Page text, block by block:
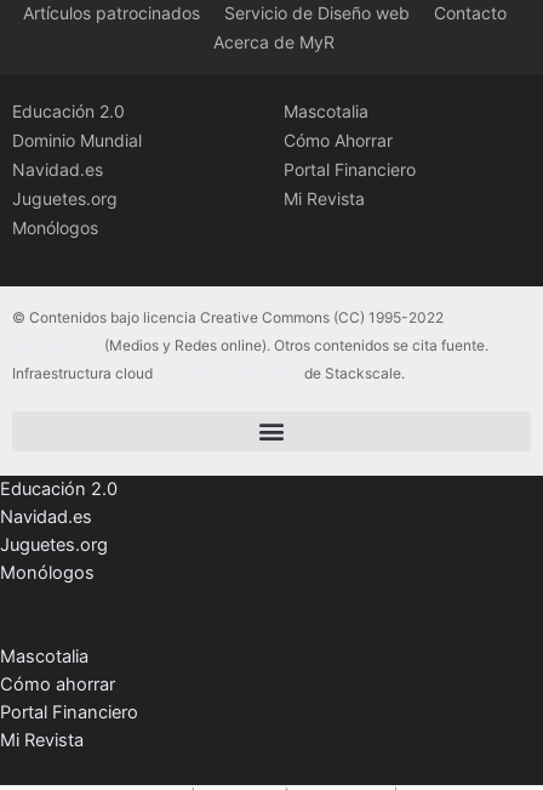
Artículos patrocinados Servicio de Diseño web
Contacto
Acerca de MyR
Educación 2.0
Dominio Mundial
Navidad.es
Juguetes.org
Monólogos
Mascotalia
Cómo Ahorrar
Portal Financiero
Mi Revista
© Contenidos bajo licencia Creative Commons (CC) 1995-2022
(Medios y Redes online). Otros contenidos se cita fuente.
Infraestructura cloud
de Stackscale.
Educación 2.0
Navidad.es
Juguetes.org
Monólogos
Mascotalia
Cómo ahorrar
Portal Financiero
Mi Revista